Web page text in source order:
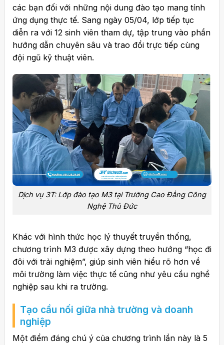
các bạn đối với những nội dung đào tạo mang tính
ứng dụng thực tế. Sang ngày 05/04, lớp tiếp tục
diễn ra với 12 sinh viên tham dự, tập trung vào phần
hướng dẫn chuyên sâu và trao đổi trực tiếp cùng
đội ngũ kỹ thuật viên.
Dịch vụ 3T: Lớp đào tạo M3 tại Trường Cao Đẳng Công
Nghệ Thủ Đức
Khác với hình thức học lý thuyết truyền thống,
chương trình M3 được xây dựng theo hướng “học đi
đôi với trải nghiệm”, giúp sinh viên hiểu rõ hơn về
môi trường làm việc thực tế cũng như yêu cầu nghề
nghiệp sau khi ra trường.
Tạo cầu nối giữa nhà trường và doanh
nghiệp
Một điểm đáng chú ý của chương trình lần này là 5